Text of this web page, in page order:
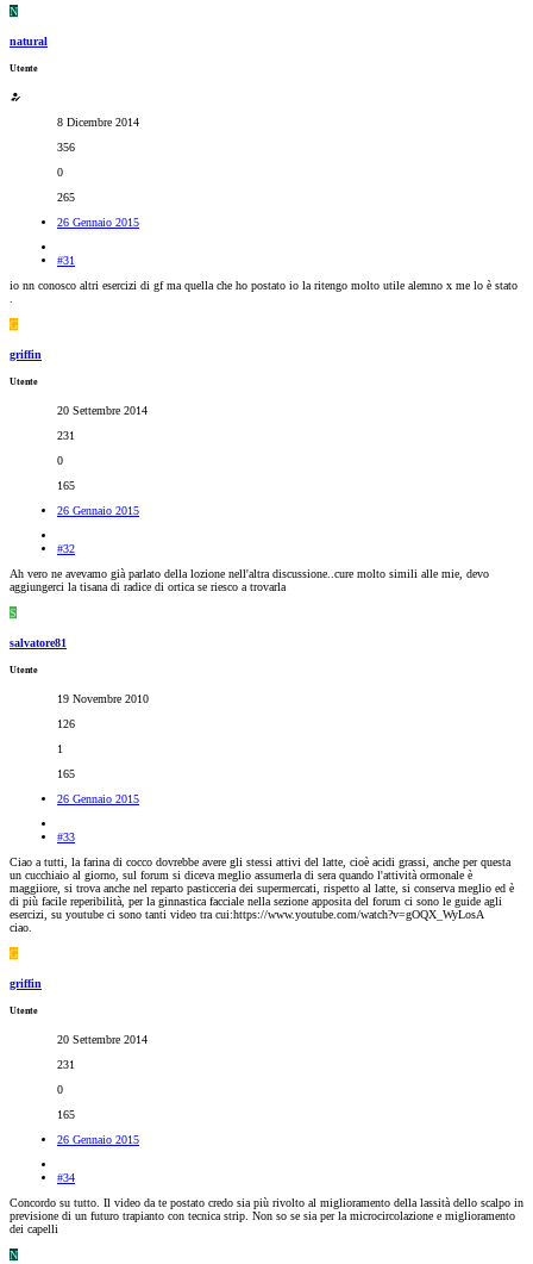
N
natural
Utente
8 Dicembre 2014
356
0
265
26 Gennaio 2015
#31
io nn conosco altri esercizi di gf ma quella che ho postato io la ritengo molto utile alemno x me lo è stato
.
G
griffin
Utente
20 Settembre 2014
231
0
165
26 Gennaio 2015
#32
Ah vero ne avevamo già parlato della lozione nell'altra discussione..cure molto simili alle mie, devo
aggiungerci la tisana di radice di ortica se riesco a trovarla
S
salvatore81
Utente
19 Novembre 2010
126
1
165
26 Gennaio 2015
#33
Ciao a tutti, la farina di cocco dovrebbe avere gli stessi attivi del latte, cioè acidi grassi, anche per questa
un cucchiaio al giorno, sul forum si diceva meglio assumerla di sera quando l'attività ormonale è
maggiiore, si trova anche nel reparto pasticceria dei supermercati, rispetto al latte, si conserva meglio ed è
di più facile reperibilità, per la ginnastica facciale nella sezione apposita del forum ci sono le guide agli
esercizi, su youtube ci sono tanti video tra cui:https://www.youtube.com/watch?v=gOQX_WyLosA
ciao.
G
griffin
Utente
20 Settembre 2014
231
0
165
26 Gennaio 2015
#34
Concordo su tutto. Il video da te postato credo sia più rivolto al miglioramento della lassità dello scalpo in
previsione di un futuro trapianto con tecnica strip. Non so se sia per la microcircolazione e miglioramento
dei capelli
N